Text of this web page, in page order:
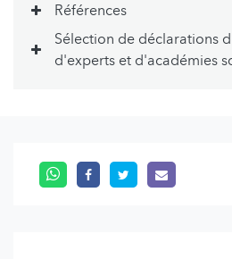
Références
Sélection de déclarations
d'experts et d'académies